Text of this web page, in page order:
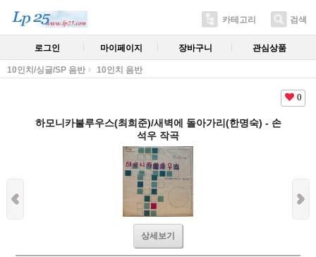
카테고리 검색
로그인 마이페이지 장바구니 관심상품
10인치/싱글/SP 음반 10인치 음반
0
하모니카불루우스(최희준)/새벽에 돌아가리(한명숙) - 손
석우 작곡
상세보기